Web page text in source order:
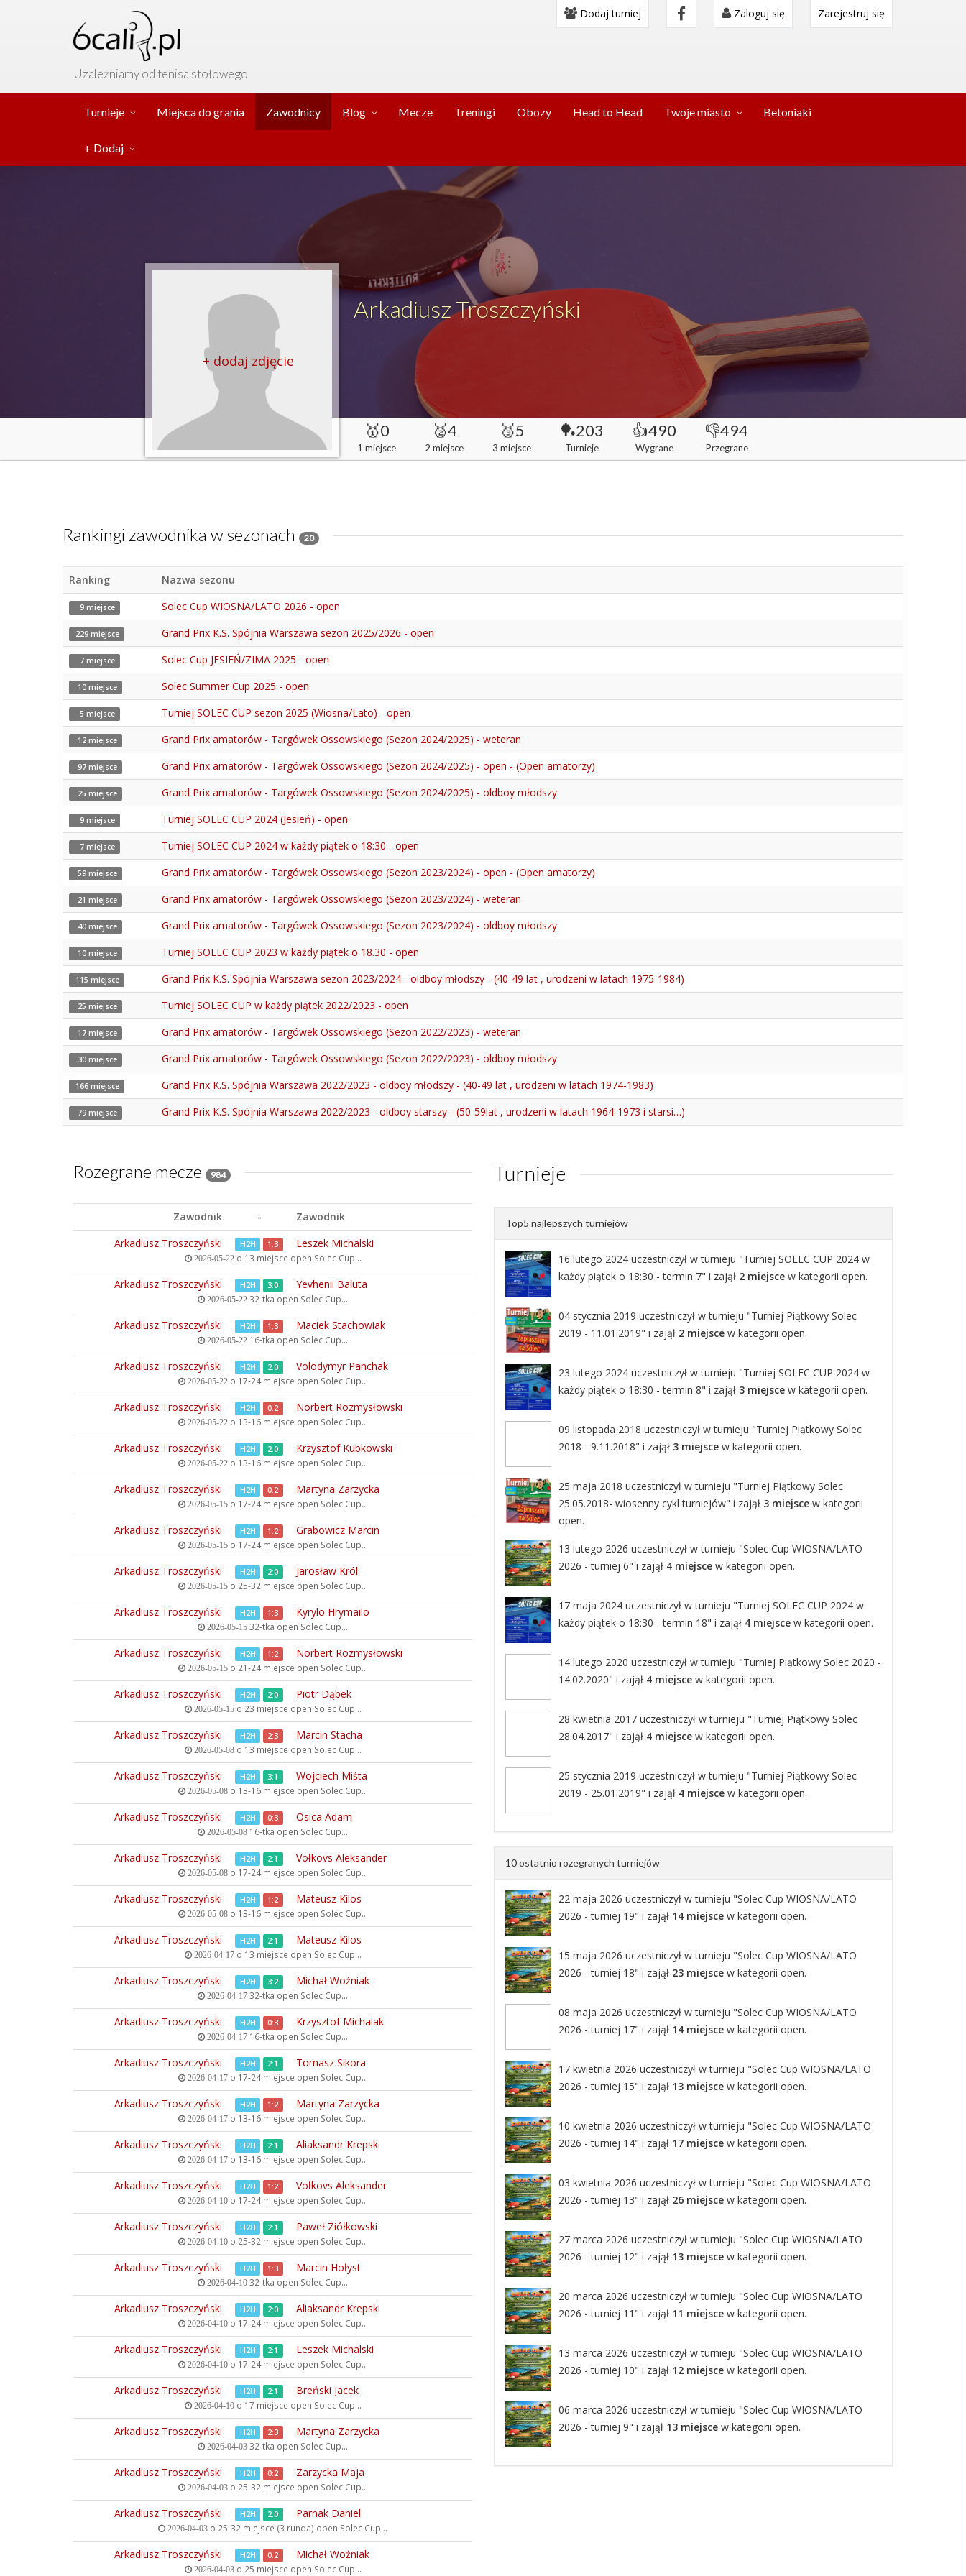
Uzależniamy od tenisa stołowego
Dodaj turniej Zaloguj się Zarejestruj się
Turnieje Miejsca do grania Zawodnicy Blog Mecze Treningi Obozy Head to Head Twoje miasto Betoniaki
+ Dodaj
Arkadiusz Troszczyński
+ dodaj zdjęcie
🥇0
1 miejsce
🥈4
2 miejsce
🥉5
3 miejsce
🏓203
Turnieje
👍490
Wygrane
👎494
Przegrane
Rankingi zawodnika w sezonach 20
Ranking Nazwa sezonu
9 miejsce Solec Cup WIOSNA/LATO 2026 - open
229 miejsce Grand Prix K.S. Spójnia Warszawa sezon 2025/2026 - open
7 miejsce Solec Cup JESIEŃ/ZIMA 2025 - open
10 miejsce Solec Summer Cup 2025 - open
5 miejsce Turniej SOLEC CUP sezon 2025 (Wiosna/Lato) - open
12 miejsce Grand Prix amatorów - Targówek Ossowskiego (Sezon 2024/2025) - weteran
97 miejsce Grand Prix amatorów - Targówek Ossowskiego (Sezon 2024/2025) - open - (Open amatorzy)
25 miejsce Grand Prix amatorów - Targówek Ossowskiego (Sezon 2024/2025) - oldboy młodszy
9 miejsce Turniej SOLEC CUP 2024 (Jesień) - open
7 miejsce Turniej SOLEC CUP 2024 w każdy piątek o 18:30 - open
59 miejsce Grand Prix amatorów - Targówek Ossowskiego (Sezon 2023/2024) - open - (Open amatorzy)
21 miejsce Grand Prix amatorów - Targówek Ossowskiego (Sezon 2023/2024) - weteran
40 miejsce Grand Prix amatorów - Targówek Ossowskiego (Sezon 2023/2024) - oldboy młodszy
10 miejsce Turniej SOLEC CUP 2023 w każdy piątek o 18.30 - open
115 miejsce Grand Prix K.S. Spójnia Warszawa sezon 2023/2024 - oldboy młodszy - (40-49 lat , urodzeni w latach 1975-1984)
25 miejsce Turniej SOLEC CUP w każdy piątek 2022/2023 - open
17 miejsce Grand Prix amatorów - Targówek Ossowskiego (Sezon 2022/2023) - weteran
30 miejsce Grand Prix amatorów - Targówek Ossowskiego (Sezon 2022/2023) - oldboy młodszy
166 miejsce Grand Prix K.S. Spójnia Warszawa 2022/2023 - oldboy młodszy - (40-49 lat , urodzeni w latach 1974-1983)
79 miejsce Grand Prix K.S. Spójnia Warszawa 2022/2023 - oldboy starszy - (50-59lat , urodzeni w latach 1964-1973 i starsi…)
Rozegrane mecze 984
Zawodnik -
Zawodnik
Arkadiusz Troszczyński
H2H 1:3 Leszek Michalski
2026-05-22o 13 miejsce open Solec Cup...
Arkadiusz Troszczyński H2H 3:0 Yevhenii Baluta
2026-05-22 32-tka open Solec Cup...
Arkadiusz Troszczyński H2H 1:3 Maciek Stachowiak
2026-05-22 16-tka open Solec Cup...
Arkadiusz Troszczyński H2H 2:0 Volodymyr Panchak
2026-05-22o 17-24 miejsce open Solec Cup...
Arkadiusz Troszczyński H2H 0:2 Norbert Rozmysłowski
2026-05-22o 13-16 miejsce open Solec Cup...
Arkadiusz Troszczyński H2H 2:0 Krzysztof Kubkowski
2026-05-22o 13-16 miejsce open Solec Cup...
Arkadiusz Troszczyński H2H 0:2 Martyna Zarzycka
2026-05-15o 17-24 miejsce open Solec Cup...
Arkadiusz Troszczyński H2H 1:2 Grabowicz Marcin
2026-05-15o 17-24 miejsce open Solec Cup...
Arkadiusz Troszczyński H2H 2:0 Jarosław Król
2026-05-15o 25-32 miejsce open Solec Cup...
Arkadiusz Troszczyński H2H 1:3 Kyrylo Hrymailo
2026-05-15 32-tka open Solec Cup...
Arkadiusz Troszczyński H2H 1:2 Norbert Rozmysłowski
2026-05-15o 21-24 miejsce open Solec Cup...
Arkadiusz Troszczyński H2H 2:0 Piotr Dąbek
2026-05-15o 23 miejsce open Solec Cup...
Arkadiusz Troszczyński H2H 2:3 Marcin Stacha
2026-05-08o 13 miejsce open Solec Cup...
Arkadiusz Troszczyński H2H 3:1 Wojciech Miśta
2026-05-08o 13-16 miejsce open Solec Cup...
Arkadiusz Troszczyński H2H 0:3 Osica Adam
2026-05-08 16-tka open Solec Cup...
Arkadiusz Troszczyński H2H 2:1 Vołkovs Aleksander
2026-05-08o 17-24 miejsce open Solec Cup...
Arkadiusz Troszczyński H2H 1:2 Mateusz Kilos
2026-05-08o 13-16 miejsce open Solec Cup...
Arkadiusz Troszczyński H2H 2:1 Mateusz Kilos
2026-04-17o 13 miejsce open Solec Cup...
Arkadiusz Troszczyński H2H 3:2 Michał Woźniak
2026-04-17 32-tka open Solec Cup...
Arkadiusz Troszczyński H2H 0:3 Krzysztof Michalak
2026-04-17 16-tka open Solec Cup...
Arkadiusz Troszczyński H2H 2:1 Tomasz Sikora
2026-04-17o 17-24 miejsce open Solec Cup...
Arkadiusz Troszczyński H2H 1:2 Martyna Zarzycka
2026-04-17o 13-16 miejsce open Solec Cup...
Arkadiusz Troszczyński H2H 2:1 Aliaksandr Krepski
2026-04-17o 13-16 miejsce open Solec Cup...
Arkadiusz Troszczyński H2H 1:2 Vołkovs Aleksander
2026-04-10o 17-24 miejsce open Solec Cup...
Arkadiusz Troszczyński H2H 2:1 Paweł Ziółkowski
2026-04-10o 25-32 miejsce open Solec Cup...
Arkadiusz Troszczyński H2H 1:3 Marcin Hołyst
2026-04-10 32-tka open Solec Cup...
Arkadiusz Troszczyński H2H 2:0 Aliaksandr Krepski
2026-04-10o 17-24 miejsce open Solec Cup...
Arkadiusz Troszczyński H2H 2:1 Leszek Michalski
2026-04-10o 17-24 miejsce open Solec Cup...
Arkadiusz Troszczyński H2H 2:1 Breński Jacek
2026-04-10o 17 miejsce open Solec Cup...
Arkadiusz Troszczyński H2H 2:3 Martyna Zarzycka
2026-04-03 32-tka open Solec Cup...
Arkadiusz Troszczyński H2H 0:2 Zarzycka Maja
2026-04-03o 25-32 miejsce open Solec Cup...
Arkadiusz Troszczyński H2H 2:0 Parnak Daniel
2026-04-03 o 25-32 miejsce (3 runda) open Solec Cup...
Arkadiusz Troszczyński H2H 0:2 Michał Woźniak
2026-04-03o 25 miejsce open Solec Cup...
Turnieje
Top5 najlepszych turniejów
16 lutego 2024 uczestniczył w turnieju "Turniej SOLEC CUP 2024 w
każdy piątek o 18:30 - termin 7" i zajął 2 miejsce w kategorii open.
04 stycznia 2019 uczestniczył w turnieju "Turniej Piątkowy Solec
2019 - 11.01.2019" i zajął 2 miejsce w kategorii open.
23 lutego 2024 uczestniczył w turnieju "Turniej SOLEC CUP 2024 w
każdy piątek o 18:30 - termin 8" i zajął 3 miejsce w kategorii open.
09 listopada 2018 uczestniczył w turnieju "Turniej Piątkowy Solec
2018 - 9.11.2018" i zajął 3 miejsce w kategorii open.
25 maja 2018 uczestniczył w turnieju "Turniej Piątkowy Solec
25.05.2018- wiosenny cykl turniejów" i zajął 3 miejsce w kategorii
open.
13 lutego 2026 uczestniczył w turnieju "Solec Cup WIOSNA/LATO
2026 - turniej 6" i zajął 4 miejsce w kategorii open.
17 maja 2024 uczestniczył w turnieju "Turniej SOLEC CUP 2024 w
każdy piątek o 18:30 - termin 18" i zajął 4 miejsce w kategorii open.
14 lutego 2020 uczestniczył w turnieju "Turniej Piątkowy Solec 2020 -
14.02.2020" i zajął 4 miejsce w kategorii open.
28 kwietnia 2017 uczestniczył w turnieju "Turniej Piątkowy Solec
28.04.2017" i zajął 4 miejsce w kategorii open.
25 stycznia 2019 uczestniczył w turnieju "Turniej Piątkowy Solec
2019 - 25.01.2019" i zajął 4 miejsce w kategorii open.
10 ostatnio rozegranych turniejów
22 maja 2026 uczestniczył w turnieju "Solec Cup WIOSNA/LATO
2026 - turniej 19" i zajął 14 miejsce w kategorii open.
15 maja 2026 uczestniczył w turnieju "Solec Cup WIOSNA/LATO
2026 - turniej 18" i zajął 23 miejsce w kategorii open.
08 maja 2026 uczestniczył w turnieju "Solec Cup WIOSNA/LATO
2026 - turniej 17" i zajął 14 miejsce w kategorii open.
17 kwietnia 2026 uczestniczył w turnieju "Solec Cup WIOSNA/LATO
2026 - turniej 15" i zajął 13 miejsce w kategorii open.
10 kwietnia 2026 uczestniczył w turnieju "Solec Cup WIOSNA/LATO
2026 - turniej 14" i zajął 17 miejsce w kategorii open.
03 kwietnia 2026 uczestniczył w turnieju "Solec Cup WIOSNA/LATO
2026 - turniej 13" i zajął 26 miejsce w kategorii open.
27 marca 2026 uczestniczył w turnieju "Solec Cup WIOSNA/LATO
2026 - turniej 12" i zajął 13 miejsce w kategorii open.
20 marca 2026 uczestniczył w turnieju "Solec Cup WIOSNA/LATO
2026 - turniej 11" i zajął 11 miejsce w kategorii open.
13 marca 2026 uczestniczył w turnieju "Solec Cup WIOSNA/LATO
2026 - turniej 10" i zajął 12 miejsce w kategorii open.
06 marca 2026 uczestniczył w turnieju "Solec Cup WIOSNA/LATO
2026 - turniej 9" i zajął 13 miejsce w kategorii open.